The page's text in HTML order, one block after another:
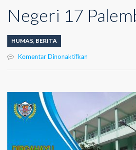
Negeri 17
HUMAS, BERITA
Komentar Dinonaktifkan
Palembang